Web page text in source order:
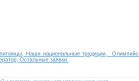
Наши национальные традиции,
Остальные заявки.